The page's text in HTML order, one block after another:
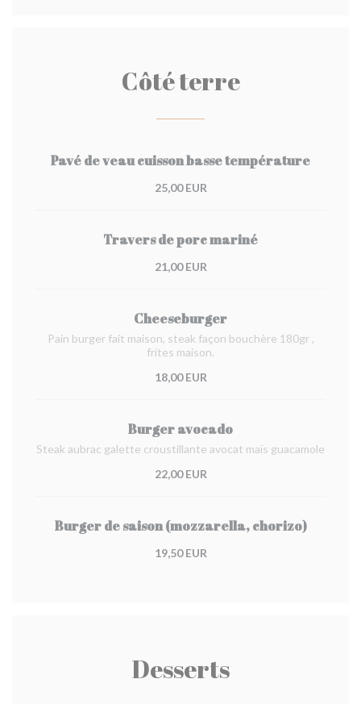
Côté terre
Pavé de veau cuisson basse température
25,00 EUR
Travers de porc mariné
21,00 EUR
Cheeseburger
Pain burger fait maison, steak façon bouchère 180gr ,
frites maison.
18,00 EUR
Burger avocado
Steak aubrac galette croustillante avocat maïs guacamole
22,00 EUR
Burger de saison (mozzarella, chorizo)
19,50 EUR
Desserts